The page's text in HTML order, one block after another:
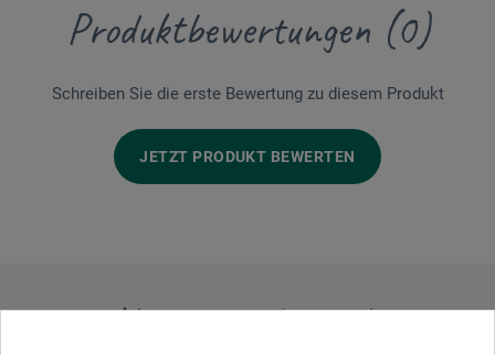
Produktbewertungen (0)
Schreiben Sie die erste Bewertung zu diesem Produkt
JETZT PRODUKT BEWERTEN
Hersteller-Kontakt